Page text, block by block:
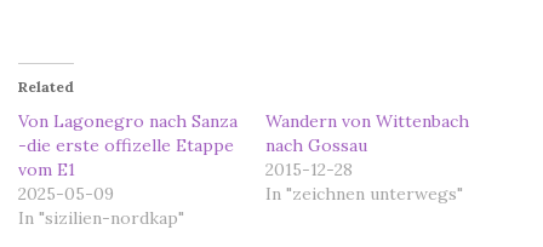
Related
Von Lagonegro nach Sanza
-die erste offizelle Etappe
vom E1
2025-05-09
In "sizilien-nordkap"
Wandern von Wittenbach
nach Gossau
2015-12-28
In "zeichnen unterwegs"